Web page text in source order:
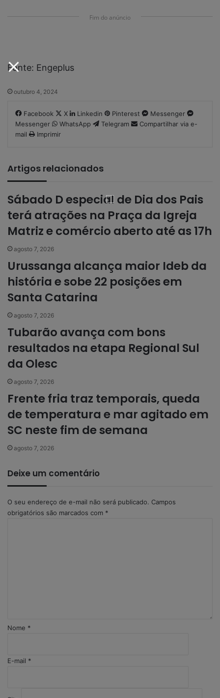
Fim do anúncio
Fonte: Engeplus
outubro 4, 2024
Facebook X Linkedin Pinterest
Messenger
Messenger
WhatsApp Telegram
Compartilhar via e-
mail
Imprimir
Artigos relacionados
Sábado D especial de Dia dos Pais
terá atrações na Praça da Igreja
Matriz e comércio aberto até as 17h
agosto 7, 2026
Urussanga alcança maior Ideb da
história e sobe 22 posições em
Santa Catarina
agosto 7, 2026
Tubarão avança com bons
resultados na etapa Regional Sul
da Olesc
agosto 7, 2026
Frente fria traz temporais, queda
de temperatura e mar agitado em
SC neste fim de semana
agosto 7, 2026
Deixe um comentário
O seu endereço de e-mail não será publicado. Campos
obrigatórios são marcados com *
*
Nome *
E-mail *